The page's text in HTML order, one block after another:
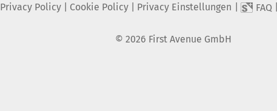
Privacy Policy| Cookie Policy| Privacy Einstellungen FAQ
© 2026 First Avenue GmbH